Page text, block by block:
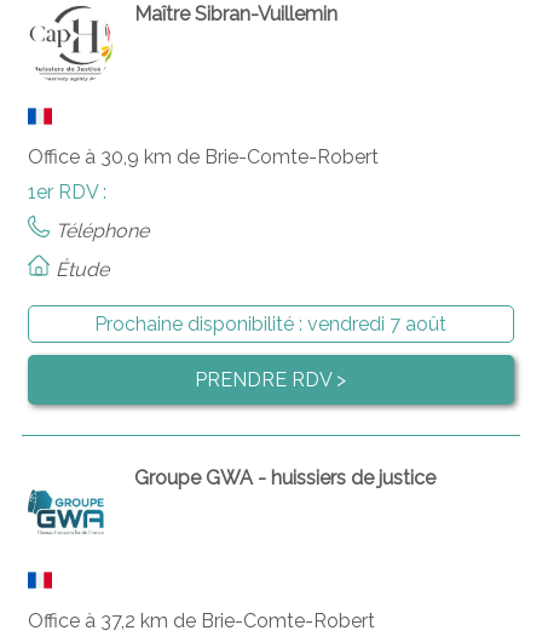
Maître Sibran-Vuillemin
Office à 30,9 km de Brie-Comte-Robert
1er RDV :
Téléphone
Étude
Prochaine disponibilité :vendredi 7 août
PRENDRE RDV >
Groupe GWA - huissiers de justice
Office à 37,2 km de Brie-Comte-Robert